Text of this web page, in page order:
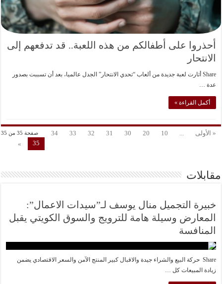
أحذروا على أطفالكم من هذه اللعبة.. قد تدفعهم إلى
الانتحار
Share أثارت لعبة جديدة من ألعاب “تحدي الانتحار” الجدل عالميا، بعد أن تسببت بصدور
عدة …
أكمل القراءة »
صفحة 35 من 35 « الأولى ...
10
20
30
31
32
33
34
35
»
مقابلات
خبيرة التجميل منال يوسف لـ”سيدات الاعمال”:
المعارض وسيلة هامة للترويج والسوق الكويتي يقبل
المنافسة
Share حركة البيع والشراء جيدة والاقبال كبير المنتج الآمن والسعر الاقتصادي يضمن
زيادة المبيعات كل …